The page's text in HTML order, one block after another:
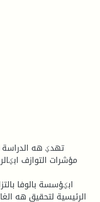
تهدؼ هه
مؤشرات التوازف
ابؼؤسسة بالوفا
الرئيسية لتحقيق هه